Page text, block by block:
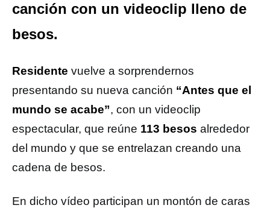
canción con un videoclip lleno de
besos.
Residente vuelve a sorprendernos
presentando su nueva canción “Antes que el
mundo se acabe”, con un videoclip
espectacular, que reúne 113 besos alrededor
del mundo y que se entrelazan creando una
cadena de besos.
En dicho vídeo participan un montón de caras